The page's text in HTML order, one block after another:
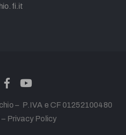
– P.IVA e CF 01252100480
– Privacy Policy